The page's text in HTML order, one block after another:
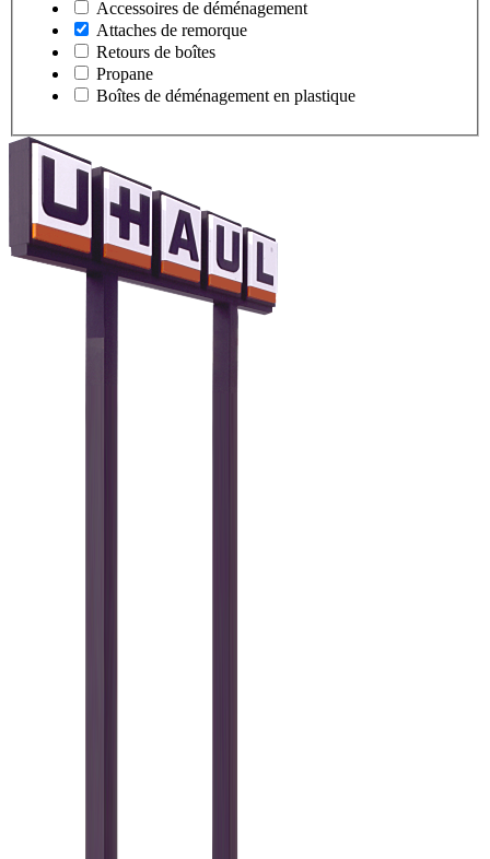
Accessoires de déménagement
Attaches de remorque
Retours de boîtes
Propane
Boîtes de déménagement en plastique